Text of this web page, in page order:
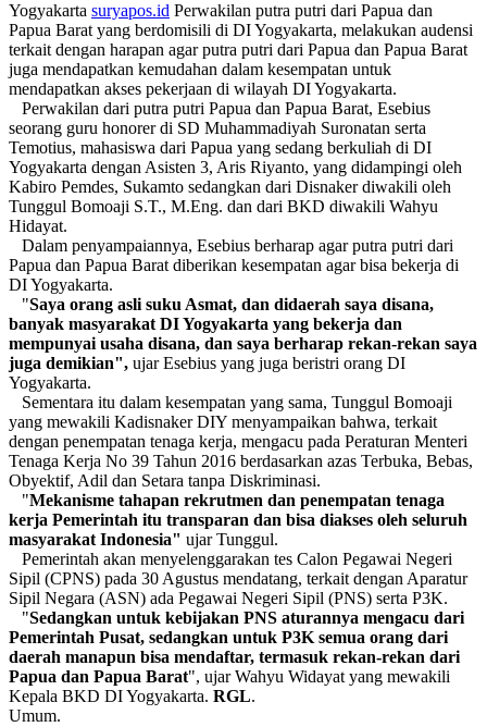
Yogyakarta suryapos.id Perwakilan putra putri dari Papua dan
Papua Barat yang berdomisili di DI Yogyakarta, melakukan audensi
terkait dengan harapan agar putra putri dari Papua dan Papua Barat
juga mendapatkan kemudahan dalam kesempatan untuk
mendapatkan akses pekerjaan di wilayah DI Yogyakarta.
Perwakilan dari putra putri Papua dan Papua Barat, Esebius
seorang guru honorer di SD Muhammadiyah Suronatan serta
Temotius, mahasiswa dari Papua yang sedang berkuliah di DI
Yogyakarta dengan Asisten 3, Aris Riyanto, yang didampingi oleh
Kabiro Pemdes, Sukamto sedangkan dari Disnaker diwakili oleh
Tunggul Bomoaji S.T., M.Eng. dan dari BKD diwakili Wahyu
Hidayat.
Dalam penyampaiannya, Esebius berharap agar putra putri dari
Papua dan Papua Barat diberikan kesempatan agar bisa bekerja di
DI Yogyakarta.
"Saya orang asli suku Asmat, dan didaerah saya disana,
banyak masyarakat DI Yogyakarta yang bekerja dan
mempunyai usaha disana, dan saya berharap rekan-rekan saya
juga demikian", ujar Esebius yang juga beristri orang DI
Yogyakarta.
Sementara itu dalam kesempatan yang sama, Tunggul Bomoaji
yang mewakili Kadisnaker DIY menyampaikan bahwa, terkait
dengan penempatan tenaga kerja, mengacu pada Peraturan Menteri
Tenaga Kerja No 39 Tahun 2016 berdasarkan azas Terbuka, Bebas,
Obyektif, Adil dan Setara tanpa Diskriminasi.
"Mekanisme tahapan rekrutmen dan penempatan tenaga
kerja Pemerintah itu transparan dan bisa diakses oleh seluruh
masyarakat Indonesia" ujar Tunggul.
Pemerintah akan menyelenggarakan tes Calon Pegawai Negeri
Sipil (CPNS) pada 30 Agustus mendatang, terkait dengan Aparatur
Sipil Negara (ASN) ada Pegawai Negeri Sipil (PNS) serta P3K.
"Sedangkan untuk kebijakan PNS aturannya mengacu dari
Pemerintah Pusat, sedangkan untuk P3K semua orang dari
daerah manapun bisa mendaftar, termasuk rekan-rekan dari
Papua dan Papua Barat", ujar Wahyu Widayat yang mewakili
Kepala BKD DI Yogyakarta. RGL.
Umum.